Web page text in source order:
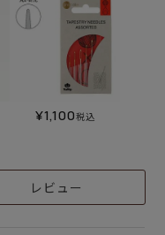
¥1,100税込
レビュー